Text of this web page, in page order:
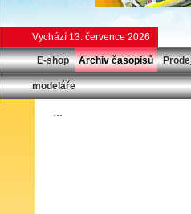
Vychází 13. července 2026
RC Modely 12/2019
…
E-shop Archiv časopisů
modeláře